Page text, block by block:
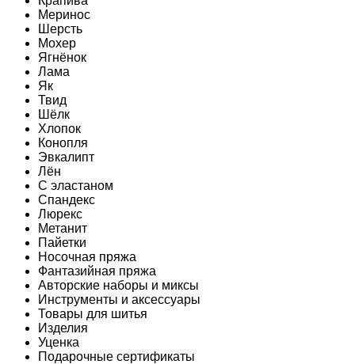
Меринос
Шерсть
Мохер
Ягнёнок
Лама
Як
Твид
Шёлк
Хлопок
Конопля
Эвкалипт
Лён
C эластаном
Спандекс
Люрекс
Метанит
Пайетки
Носочная пряжа
Фантазийная пряжа
Авторские наборы и миксы
Инструменты и аксессуары
Товары для шитья
Изделия
Уценка
Подарочные сертификаты